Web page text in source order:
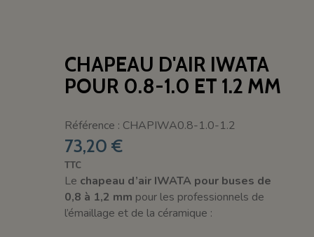
CHAPEAU D'AIR IWATA
POUR 0.8-1.0 ET 1.2 MM
Référence : CHAPIWA0.8-1.0-1.2
73,20 €
TTC
Le chapeau d’air IWATA pour buses de
0,8 à 1,2 mm pour les professionnels de
l’émaillage et de la céramique :